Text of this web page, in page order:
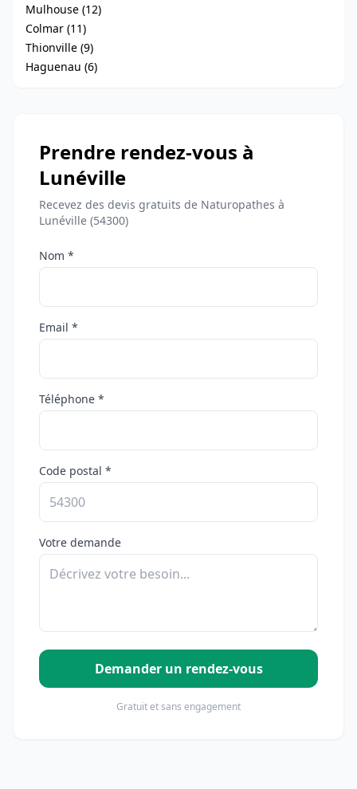
Mulhouse (12)
Colmar (11)
Thionville (9)
Haguenau (6)
Prendre rendez-vous à
Lunéville
Recevez des devis gratuits de Naturopathes à
Lunéville (54300)
Nom *
Email *
Téléphone *
Code postal *
Votre demande
Demander un rendez-vous
Gratuit et sans engagement